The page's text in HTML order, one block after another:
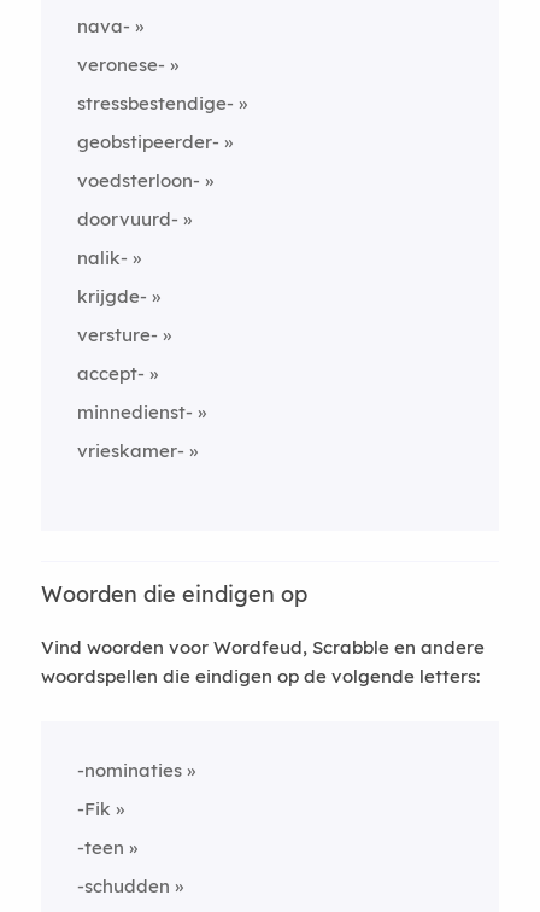
nava-
veronese-
stressbestendige-
geobstipeerder-
voedsterloon-
doorvuurd-
nalik-
krijgde-
versture-
accept-
minnedienst-
vrieskamer-
Woorden die eindigen op
Vind woorden voor Wordfeud, Scrabble en andere
woordspellen die eindigen op de volgende letters:
-nominaties
-Fik
-teen
-schudden